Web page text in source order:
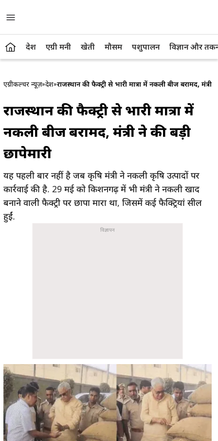
देश एग्री मनी खेती मौसम पशुपालन विज्ञान और
एग्रीकल्चर न्यूज़»देश»राजस्थान की फैक्ट्री से भारी मात्रा में नकली बीज बरामद, मंत्री
राजस्थान की फैक्ट्री से भारी मात्रा में
नकली बीज बरामद, मंत्री ने की बड़ी
छापेमारी
यह पहली बार नहीं है जब कृषि मंत्री ने नकली कृषि उत्पादों पर
कार्रवाई की है. 29 मई को किशनगढ़ में भी मंत्री ने नकली खाद
बनाने वाली फैक्ट्री पर छापा मारा था, जिसमें कई फैक्ट्रियां सील
हुईं.